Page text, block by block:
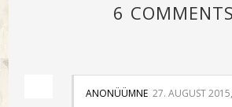
6
ANONÜÜMNE 27. AUGUST